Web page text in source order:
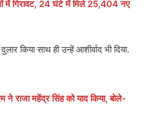
में गिरावट, 24 घंटे में मिले 25,404 नए
किया साथ ही उन्हें आशीर्वाद भी दिया.
महेंद्र सिंह को याद किया, बोले-